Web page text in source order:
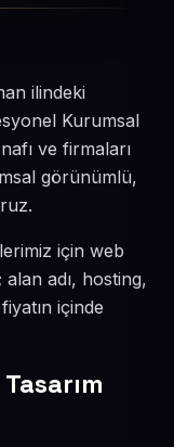
ilindeki
Kurumsal
ve firmaları
görünümlü,
için web
adı, hosting,
içinde